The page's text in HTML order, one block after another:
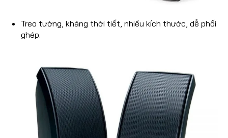
Treo tường, kháng thời tiết, nhiều kích thước, dễ phối
ghép.